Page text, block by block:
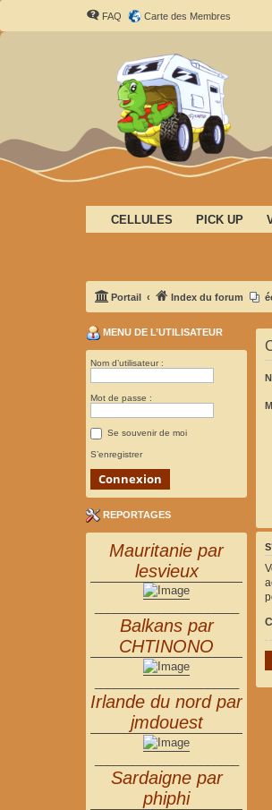
FAQ Carte des Membres
CELLULES PICK UP
Portail Index du forum
MENU DE L’UTILISATEUR
Nom d’utilisateur :
Mot de passe :
Se souvenir de moi
S’enregistrer
REPORTAGES
Mauritanie par
lesvieux
Balkans par
CHTINONO
Irlande du nord par
jmdouest
Sardaigne par
phiphi